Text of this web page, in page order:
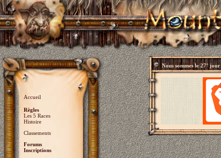
Accueil
Règles
Les 5 Races
Histoire
Classements
Forums
Inscriptions
Nous sommes le27° jour